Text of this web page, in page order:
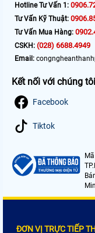
Hotline Tư Vấn 1:
Tư Vấn Kỹ Thuật:
Tư Vấn Mua Hàng:
CSKH: (028) 6688.4949
Email:
Kết nối với chúng tôi
Facebook
Tiktok
ĐƠN VỊ TRỰC TIẾP